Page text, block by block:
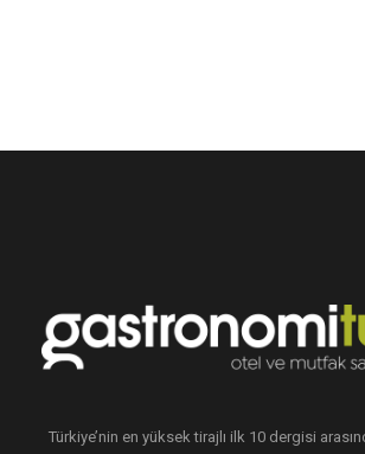
Türkiye’nin en yüksek tirajlı ilk 10 dergisi